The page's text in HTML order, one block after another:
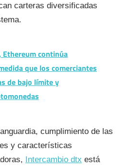
carteras diversificadas
Ethereum continúa
que los comerciantes
de bajo límite y
cumplimiento de las
y características
Intercambio dtx está